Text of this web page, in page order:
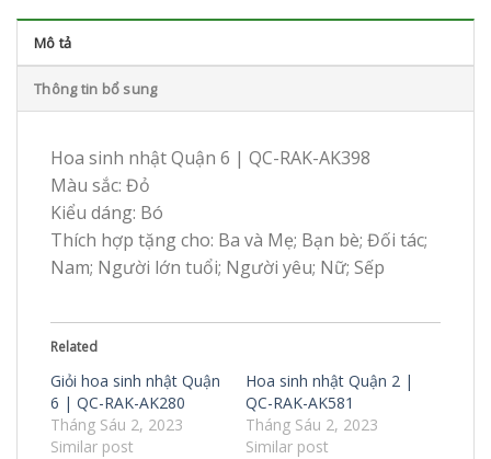
Mô tả
Thông tin bổ sung
Hoa sinh nhật Quận 6 | QC-RAK-AK398
Màu sắc: Đỏ
Kiểu dáng: Bó
Thích hợp tặng cho: Ba và Mẹ; Bạn bè; Đối tác;
Nam; Người lớn tuổi; Người yêu; Nữ; Sếp
Related
Giỏi hoa sinh nhật Quận
6 | QC-RAK-AK280
Tháng Sáu 2, 2023
Similar post
Hoa sinh nhật Quận 2 |
QC-RAK-AK581
Tháng Sáu 2, 2023
Similar post